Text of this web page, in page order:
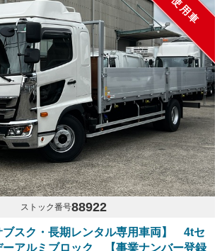
ストック番号88922
ブスク・長期レンタル専用車両】 4tセ
アルミブロック 【事業ナンバー登録